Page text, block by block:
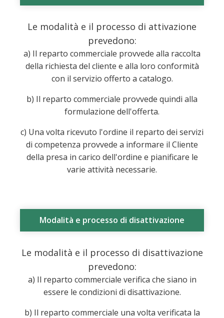
Le modalità e il processo di attivazione
prevedono:
a) Il reparto commerciale provvede alla raccolta
della richiesta del cliente e alla loro conformità
con il servizio offerto a catalogo.
b) Il reparto commerciale provvede quindi alla
formulazione dell'offerta.
c) Una volta ricevuto l'ordine il reparto dei servizi
di competenza provvede a informare il Cliente
della presa in carico dell'ordine e pianificare le
varie attività necessarie.
Modalità e processo di disattivazione
Le modalità e il processo di disattivazione
prevedono:
a) Il reparto commerciale verifica che siano in
essere le condizioni di disattivazione.
b) Il reparto commerciale una volta verificata la